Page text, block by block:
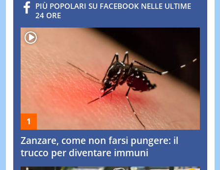
PIÙ POPOLARI SU FACEBOOK NELLE ULTIME
24 ORE
Zanzare, come non farsi pungere: il
trucco per diventare immuni